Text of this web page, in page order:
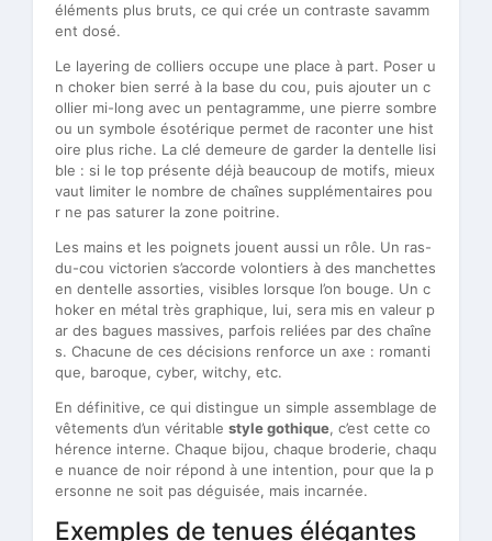
éléments plus bruts, ce qui crée un contraste savamm
ent dosé.
Le layering de colliers occupe une place à part. Poser u
n choker bien serré à la base du cou, puis ajouter un c
ollier mi-long avec un pentagramme, une pierre sombre
ou un symbole ésotérique permet de raconter une hist
oire plus riche. La clé demeure de garder la dentelle lisi
ble : si le top présente déjà beaucoup de motifs, mieux
vaut limiter le nombre de chaînes supplémentaires pou
r ne pas saturer la zone poitrine.
Les mains et les poignets jouent aussi un rôle. Un ras-
du-cou victorien s’accorde volontiers à des manchettes
en dentelle assorties, visibles lorsque l’on bouge. Un c
hoker en métal très graphique, lui, sera mis en valeur p
ar des bagues massives, parfois reliées par des chaîne
s. Chacune de ces décisions renforce un axe : romanti
que, baroque, cyber, witchy, etc.
En définitive, ce qui distingue un simple assemblage de
vêtements d’un véritable style gothique, c’est cette co
hérence interne. Chaque bijou, chaque broderie, chaqu
e nuance de noir répond à une intention, pour que la p
ersonne ne soit pas déguisée, mais incarnée.
Exemples de tenues élégantes